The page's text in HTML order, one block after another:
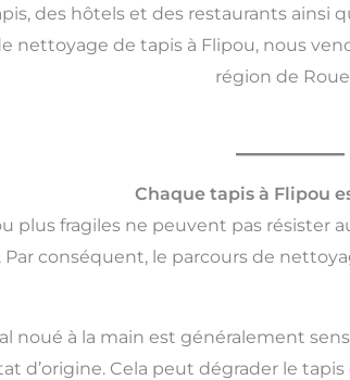
des hôtels et des restaurants ainsi
nettoyage de tapis à Flipou, nous
région de
Chaque tapis à Flipou
plus fragiles ne peuvent pas résister
conséquent, le parcours de
noué à la main est généralement
d’origine. Cela peut dégrader le